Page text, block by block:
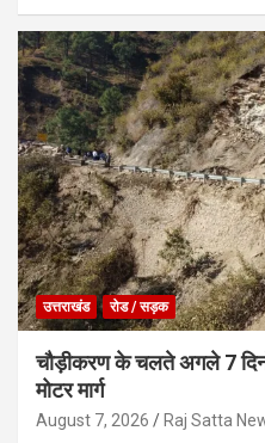
उत्तराखंड रोड / सड़क
चौड़ीकरण के चलते अगले 7
मोटर मार्ग
August 7, 2026 Raj Satta